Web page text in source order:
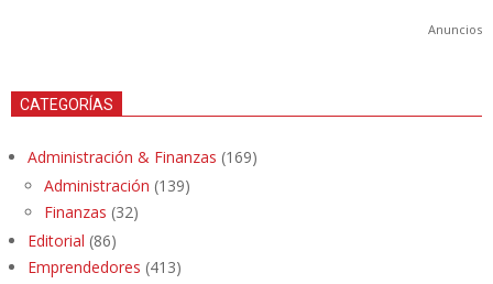
Anuncios
CATEGORÍAS
Administración & Finanzas (169)
Administración (139)
Finanzas (32)
Editorial (86)
Emprendedores (413)